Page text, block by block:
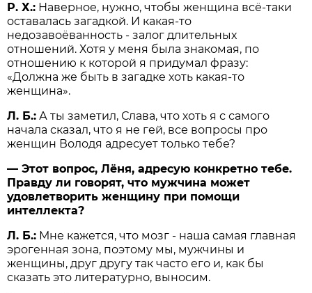
Р. Х.: Наверное, нужно, чтобы женщина всё-таки
оставалась загадкой. И какая-то
недозавоёванность - залог длительных
отношений. Хотя у меня была знакомая, по
отношению к которой я придумал фразу:
«Должна же быть в загадке хоть какая-то
женщина».
Л. Б.: А ты заметил, Слава, что хоть я с самого
начала сказал, что я не гей, все вопросы про
женщин Володя адресует только тебе?
— Этот вопрос, Лёня, адресую конкретно тебе.
Правду ли говорят, что мужчина может
удовлетворить женщину при помощи
интеллекта?
Л. Б.: Мне кажется, что мозг - наша самая главная
эрогенная зона, поэтому мы, мужчины и
женщины, друг другу так часто его и, как бы
сказать это литературно, выносим.